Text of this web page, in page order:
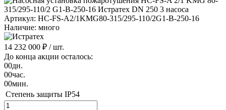
Артикул: HC-FS-A2/1KMG80-315/295-110/2G1-B-250-16
Наличие: много
14 232 000 ₽ / шт.
До конца акции осталось:
00дн.
00час.
00мин.
Степень защиты IP54